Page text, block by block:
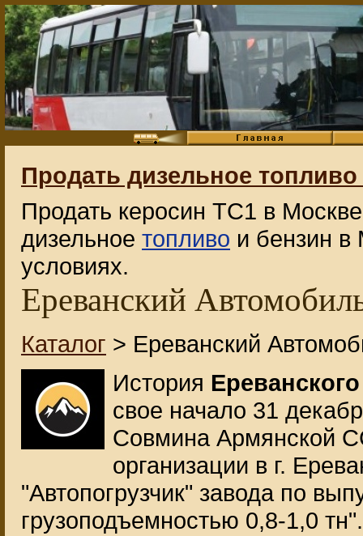
Продать дизельное
Продать керосин ТС1 в
дизельное топливо и бензин в
условиях.
Ереванский
Каталог > Ереванский
История
свое начало 31
Совмина Армянской
организации в г.
"Автопогрузчик" завода по
грузоподъемностью 0,8-1,0 тн".